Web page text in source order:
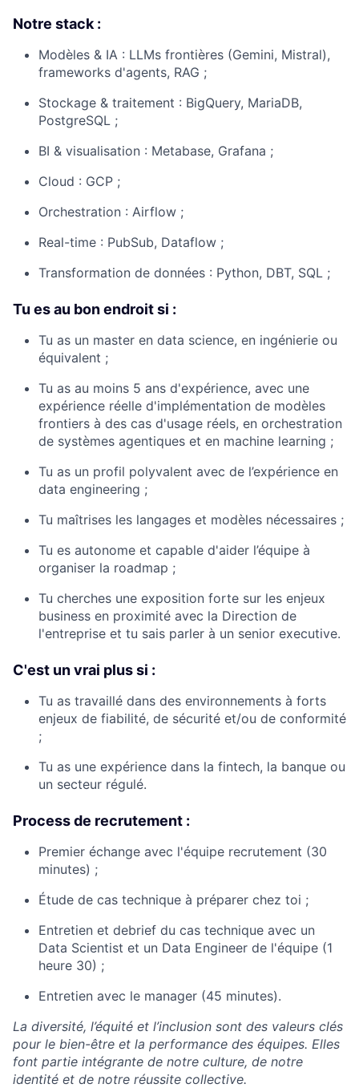
Notre stack :
Modèles & IA : LLMs frontières (Gemini, Mistral),
frameworks d'agents, RAG ;
Stockage & traitement : BigQuery, MariaDB,
PostgreSQL ;
BI & visualisation : Metabase, Grafana ;
Cloud : GCP ;
Orchestration : Airflow ;
Real-time : PubSub, Dataflow ;
Transformation de données : Python, DBT, SQL ;
Tu es au bon endroit si :
Tu as un master en data science, en ingénierie ou
équivalent ;
Tu as au moins 5 ans d'expérience, avec une
expérience réelle d'implémentation de modèles
frontiers à des cas d'usage réels, en orchestration
de systèmes agentiques et en machine learning ;
Tu as un profil polyvalent avec de l’expérience en
data engineering ;
Tu maîtrises les langages et modèles nécessaires ;
Tu es autonome et capable d'aider l’équipe à
organiser la roadmap ;
Tu cherches une exposition forte sur les enjeux
business en proximité avec la Direction de
l'entreprise et tu sais parler à un senior executive.
C'est un vrai plus si :
Tu as travaillé dans des environnements à forts
enjeux de fiabilité, de sécurité et/ou de conformité
;
Tu as une expérience dans la fintech, la banque ou
un secteur régulé.
Process de recrutement :
Premier échange avec l'équipe recrutement (30
minutes) ;
Étude de cas technique à préparer chez toi ;
Entretien et debrief du cas technique avec un
Data Scientist et un Data Engineer de l'équipe (1
heure 30) ;
Entretien avec le manager (45 minutes).
La diversité, l’équité et l’inclusion sont des valeurs clés
pour le bien-être et la performance des équipes. Elles
font partie intégrante de notre culture, de notre
identité et de notre réussite collective.